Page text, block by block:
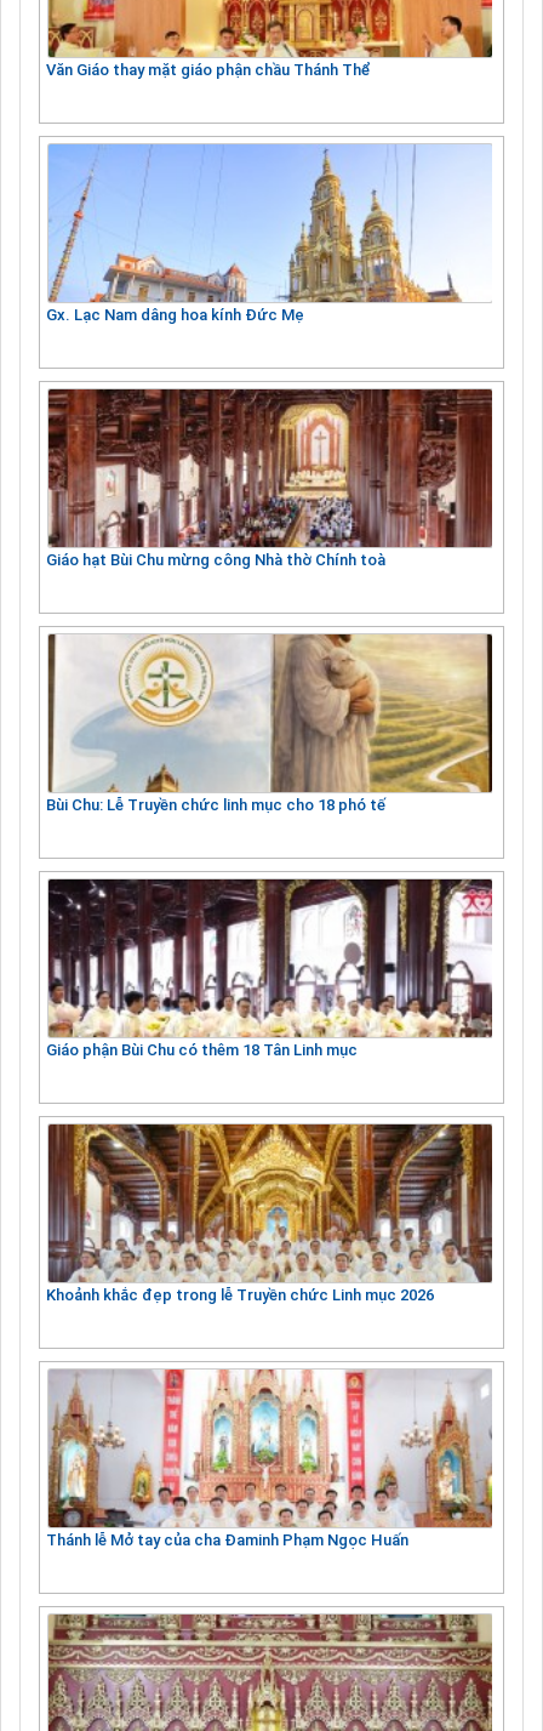
Văn Giáo thay mặt giáo phận chầu Thánh Thể
Gx. Lạc Nam dâng hoa kính Đức Mẹ
Giáo hạt Bùi Chu mừng công Nhà thờ Chính toà
Bùi Chu: Lễ Truyền chức linh mục cho 18 phó tế
Giáo phận Bùi Chu có thêm 18 Tân Linh mục
Khoảnh khắc đẹp trong lễ Truyền chức Linh mục 2026
Thánh lễ Mở tay của cha Đaminh Phạm Ngọc Huấn